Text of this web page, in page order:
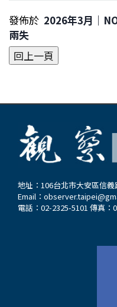
發佈於 2026年3月｜
兩失
地址：106台北市大安區信
Email：
電話：02-2325-5101 傳真：